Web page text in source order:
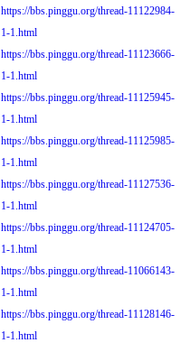
https://bbs.pinggu.org/thread-11122984-
1-1.html
https://bbs.pinggu.org/thread-11123666-
1-1.html
https://bbs.pinggu.org/thread-11125945-
1-1.html
https://bbs.pinggu.org/thread-11125985-
1-1.html
https://bbs.pinggu.org/thread-11127536-
1-1.html
https://bbs.pinggu.org/thread-11124705-
1-1.html
https://bbs.pinggu.org/thread-11066143-
1-1.html
https://bbs.pinggu.org/thread-11128146-
1-1.html